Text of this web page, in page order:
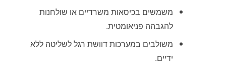
משמשים בכיסאות משרדיים או שולחנות
להגבהה פניאומטית.
משולבים במערכות דוושת רגל לשליטה ללא
ידיים.